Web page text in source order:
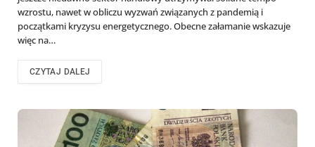
wzrostu, nawet w obliczu wyzwań związanych z pandemią i
początkami kryzysu energetycznego. Obecne załamanie wskazuje
więc na…
CZYTAJ DALEJ